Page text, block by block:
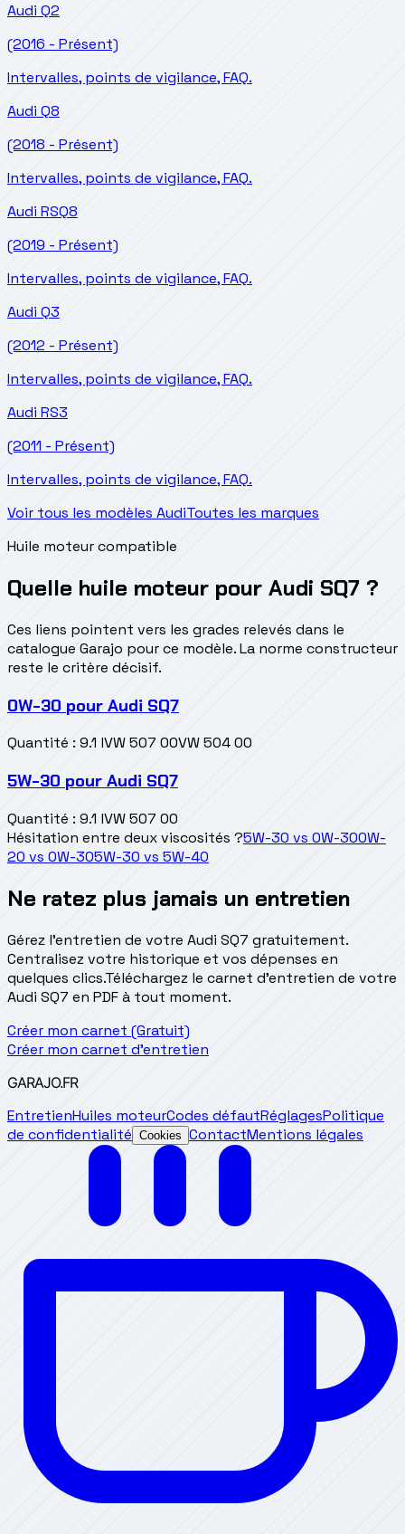
Audi Q2
(2016 - Présent)
Intervalles, points de vigilance, FAQ.
Audi Q8
(2018 - Présent)
Intervalles, points de vigilance, FAQ.
Audi RSQ8
(2019 - Présent)
Intervalles, points de vigilance, FAQ.
Audi Q3
(2012 - Présent)
Intervalles, points de vigilance, FAQ.
Audi RS3
(2011 - Présent)
Intervalles, points de vigilance, FAQ.
Voir tous les modèles AudiToutes les marques
Huile moteur compatible
Quelle huile moteur pour Audi SQ7 ?
Ces liens pointent vers les grades relevés dans le
catalogue Garajo pour ce modèle. La norme constructeur
reste le critère décisif.
0W-30 pour Audi SQ7
Quantité : 9.1 lVW 507 00VW 504 00
5W-30 pour Audi SQ7
Quantité : 9.1 lVW 507 00
Hésitation entre deux viscosités ?5W-30 vs 0W-300W-
20 vs 0W-305W-30 vs 5W-40
Ne ratez plus jamais un entretien
Gérez l'entretien de votre Audi SQ7 gratuitement.
Centralisez votre historique et vos dépenses en
quelques clics.Téléchargez le carnet d'entretien de votre
Audi SQ7 en PDF à tout moment.
Créer mon carnet (Gratuit)
Créer mon carnet d'entretien
GARAJO.FR
EntretienHuiles moteurCodes défautRéglagesPolitique
de confidentialité Cookies ContactMentions légales